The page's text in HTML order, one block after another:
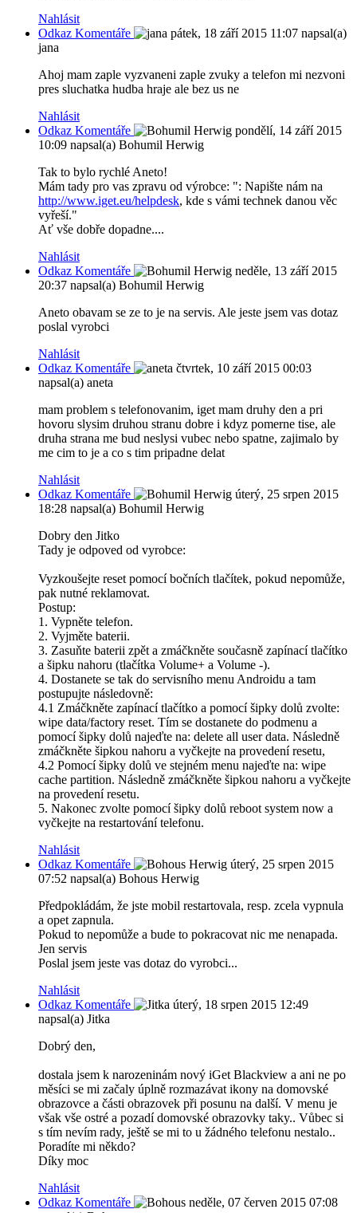
Nahlásit
Odkaz Komentáře
pátek, 18 září 2015 11:07 napsal(a)
jana
Ahoj mam zaple vyzvaneni zaple zvuky a telefon mi nezvoni
pres sluchatka hudba hraje ale bez us ne
Nahlásit
Odkaz Komentáře
pondělí, 14 září 2015
10:09 napsal(a) Bohumil Herwig
Tak to bylo rychlé Aneto!
Mám tady pro vas zpravu od výrobce: ": Napište nám na
http://www.iget.eu/helpdesk, kde s vámi technek danou věc
vyřeší."
Ať vše dobře dopadne....
Nahlásit
Odkaz Komentáře
neděle, 13 září 2015
20:37 napsal(a) Bohumil Herwig
Aneto obavam se ze to je na servis. Ale jeste jsem vas dotaz
poslal vyrobci
Nahlásit
Odkaz Komentáře
čtvrtek, 10 září 2015 00:03
napsal(a) aneta
mam problem s telefonovanim, iget mam druhy den a pri
hovoru slysim druhou stranu dobre i kdyz pomerne tise, ale
druha strana me bud neslysi vubec nebo spatne, zajimalo by
me cim to je a co s tim pripadne delat
Nahlásit
Odkaz Komentáře
úterý, 25 srpen 2015
18:28 napsal(a) Bohumil Herwig
Dobry den Jitko
Tady je odpoved od vyrobce:
Vyzkoušejte reset pomocí bočních tlačítek, pokud nepomůže,
pak nutné reklamovat.
Postup:
1. Vypněte telefon.
2. Vyjměte baterii.
3. Zasuňte baterii zpět a zmáčkněte současně zapínací tlačítko
a šipku nahoru (tlačítka Volume+ a Volume -).
4. Dostanete se tak do servisního menu Androidu a tam
postupujte následovně:
4.1 Zmáčkněte zapínací tlačítko a pomocí šipky dolů zvolte:
wipe data/factory reset. Tím se dostanete do podmenu a
pomocí šipky dolů najeďte na: delete all user data. Následně
zmáčkněte šipkou nahoru a vyčkejte na provedení resetu,
4.2 Pomocí šipky dolů ve stejném menu najeďte na: wipe
cache partition. Následně zmáčkněte šipkou nahoru a vyčkejte
na provedení resetu.
5. Nakonec zvolte pomocí šipky dolů reboot system now a
vyčkejte na restartování telefonu.
Nahlásit
Odkaz Komentáře
úterý, 25 srpen 2015
07:52 napsal(a) Bohous Herwig
Předpokládám, že jste mobil restartovala, resp. zcela vypnula
a opet zapnula.
Pokud to nepomůže a bude to pokracovat nic me nenapada.
Jen servis
Poslal jsem jeste vas dotaz do vyrobci...
Nahlásit
Odkaz Komentáře
úterý, 18 srpen 2015 12:49
napsal(a) Jitka
Dobrý den,
dostala jsem k narozeninám nový iGet Blackview a ani ne po
měsíci se mi začaly úplně rozmazávat ikony na domovské
obrazovce a části obrazovek při posunu na další. V menu je
však vše ostré a pozadí domovské obrazovky taky.. Vůbec si
s tím nevím rady, ještě se mi to u žádného telefonu nestalo..
Poradíte mi někdo?
Díky moc
Nahlásit
Odkaz Komentáře
neděle, 07 červen 2015 07:08